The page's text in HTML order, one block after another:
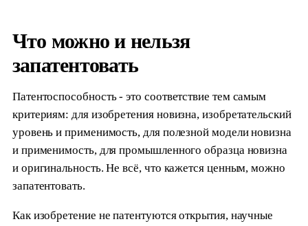
Что можно и нельзя
запатентовать
Патентоспособность - это соответствие тем самым
критериям: для изобретения новизна, изобретательский
уровень и применимость, для полезной модели новизна
и применимость, для промышленного образца новизна
и оригинальность. Не всё, что кажется ценным, можно
запатентовать.
Как изобретение не патентуются открытия, научные